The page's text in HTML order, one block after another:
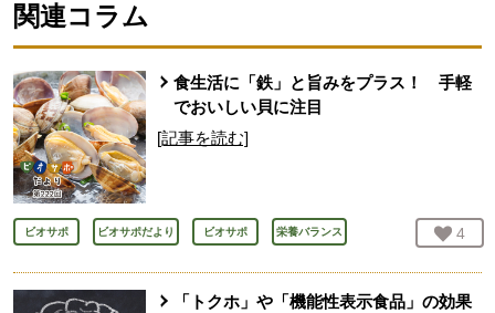
関連コラム
食生活に「鉄」と旨みをプラス！ 手軽
でおいしい貝に注目
[記事を読む]
ビオサポ ビオサポだより ビオサポ 栄養バランス お気
4
「トクホ」や「機能性表示食品」の効果